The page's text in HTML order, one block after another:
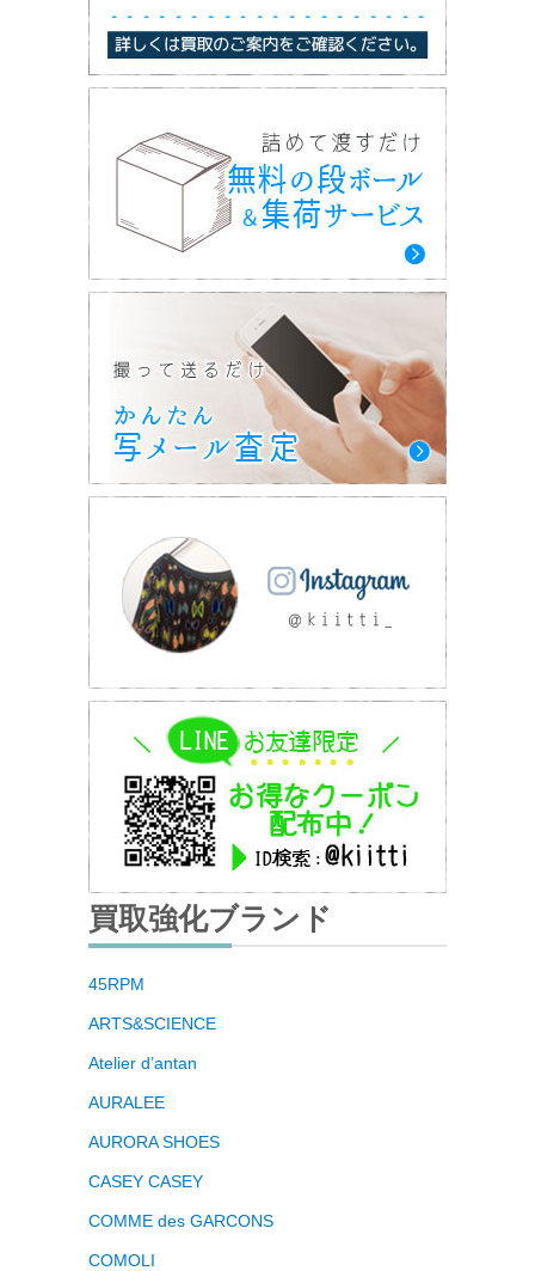
買取強化ブランド
45RPM
ARTS&SCIENCE
Atelier d’antan
AURALEE
AURORA SHOES
CASEY CASEY
COMME des GARCONS
COMOLI